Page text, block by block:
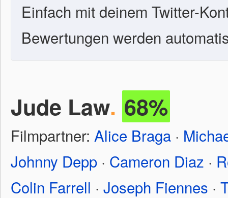
Einfach mit deinem Twitter-
Bewertungen werden
Jude Law. 68%
Filmpartner: Alice Braga ·
Johnny Depp · Cameron Diaz ·
Colin Farrell · Joseph Fiennes ·